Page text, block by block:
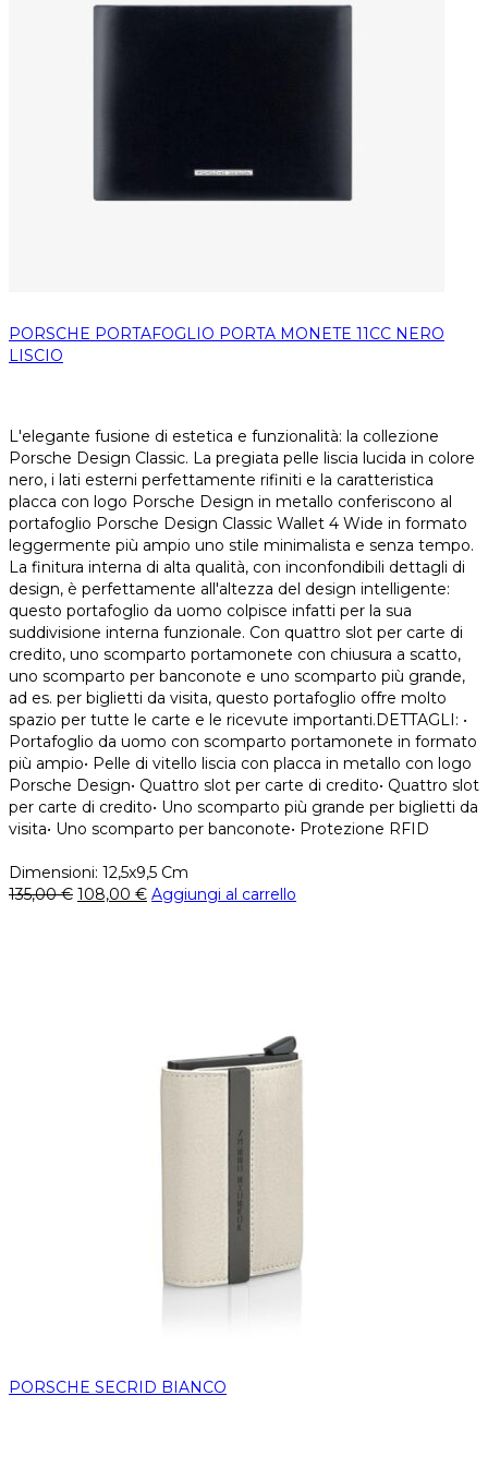
PORSCHE PORTAFOGLIO PORTA MONETE 11CC NERO
LISCIO
L'elegante fusione di estetica e funzionalità: la collezione
Porsche Design Classic. La pregiata pelle liscia lucida in colore
nero, i lati esterni perfettamente rifiniti e la caratteristica
placca con logo Porsche Design in metallo conferiscono al
portafoglio Porsche Design Classic Wallet 4 Wide in formato
leggermente più ampio uno stile minimalista e senza tempo.
La finitura interna di alta qualità, con inconfondibili dettagli di
design, è perfettamente all'altezza del design intelligente:
questo portafoglio da uomo colpisce infatti per la sua
suddivisione interna funzionale. Con quattro slot per carte di
credito, uno scomparto portamonete con chiusura a scatto,
uno scomparto per banconote e uno scomparto più grande,
ad es. per biglietti da visita, questo portafoglio offre molto
spazio per tutte le carte e le ricevute importanti.DETTAGLI: •
Portafoglio da uomo con scomparto portamonete in formato
più ampio• Pelle di vitello liscia con placca in metallo con logo
Porsche Design• Quattro slot per carte di credito• Quattro slot
per carte di credito• Uno scomparto più grande per biglietti da
visita• Uno scomparto per banconote• Protezione RFID
Dimensioni: 12,5x9,5 Cm
135,00€ 108,00 € Aggiungi al carrello
PORSCHE SECRID BIANCO